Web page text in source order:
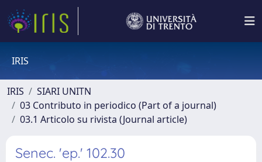
IRIS
IRIS
SIARI UNITN
03 Contributo in periodico (Part of a journal)
03.1 Articolo su rivista (Journal article)
Senec. 'ep.' 102.30